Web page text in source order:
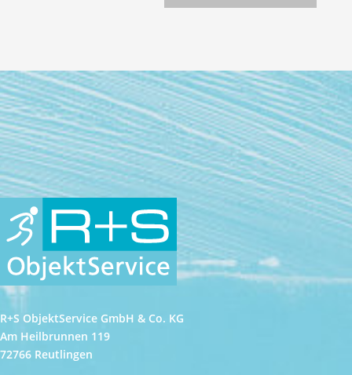
R+S ObjektService GmbH & Co. KG
Am Heilbrunnen 119
72766 Reutlingen